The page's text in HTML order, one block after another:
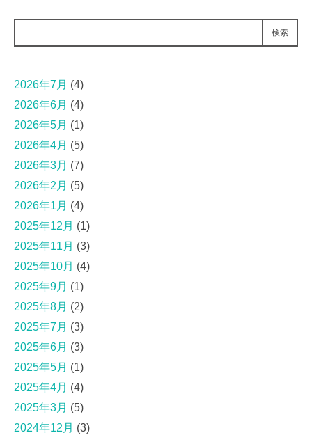
検索
2026年7月 (4)
2026年6月 (4)
2026年5月 (1)
2026年4月 (5)
2026年3月 (7)
2026年2月 (5)
2026年1月 (4)
2025年12月 (1)
2025年11月 (3)
2025年10月 (4)
2025年9月 (1)
2025年8月 (2)
2025年7月 (3)
2025年6月 (3)
2025年5月 (1)
2025年4月 (4)
2025年3月 (5)
2024年12月 (3)